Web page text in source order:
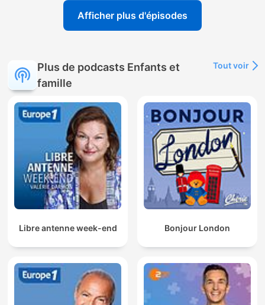
Afficher plus d'épisodes
Plus de podcasts Enfants et
famille
Tout voir
Libre antenne week-end Bonjour London